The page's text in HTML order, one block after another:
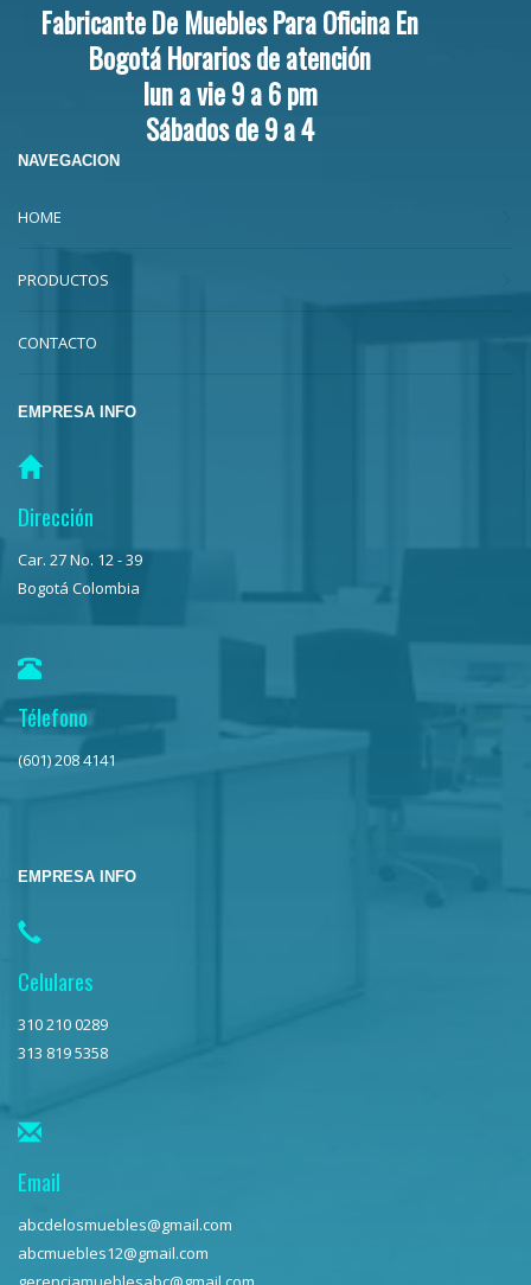
Fabricante De Muebles Para Oficina En
Bogotá Horarios de atención
lun a vie 9 a 6 pm
Sábados de 9 a 4
NAVEGACION
HOME
PRODUCTOS
CONTACTO
EMPRESA INFO
Dirección
Car. 27 No. 12 - 39
Bogotá Colombia
Télefono
(601) 208 4141
EMPRESA INFO
Celulares
310 210 0289
313 819 5358
Email
abcdelosmuebles@gmail.com
abcmuebles12@gmail.com